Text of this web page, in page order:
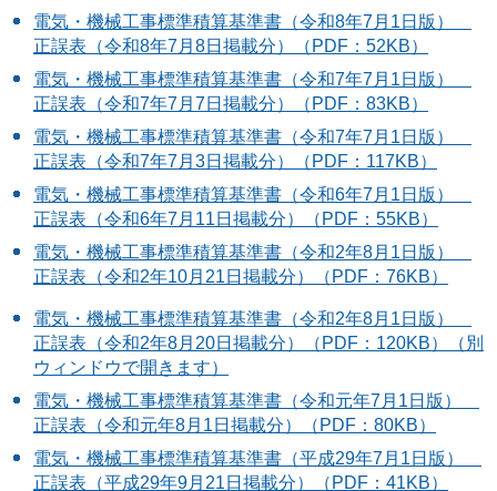
電気・機械工事標準積算基準書（令和8年7月1日版）
正誤表（令和8年7月8日掲載分）（PDF：52KB）
電気・機械工事標準積算基準書（令和7年7月1日版）
正誤表（令和7年7月7日掲載分）（PDF：83KB）
電気・機械工事標準積算基準書（令和7年7月1日版）
正誤表（令和7年7月3日掲載分）（PDF：117KB）
電気・機械工事標準積算基準書（令和6年7月1日版）
正誤表（令和6年7月11日掲載分）（PDF：55KB）
電気・機械工事標準積算基準書（令和2年8月1日版）
正誤表（令和2年10月21日掲載分）（PDF：76KB）
電気・機械工事標準積算基準書（令和2年8月1日版）
正誤表（令和2年8月20日掲載分）（PDF：120KB）（別
ウィンドウで開きます）
電気・機械工事標準積算基準書（令和元年7月1日版）
正誤表（令和元年8月1日掲載分）（PDF：80KB）
電気・機械工事標準積算基準書（平成29年7月1日版）
正誤表（平成29年9月21日掲載分）（PDF：41KB）